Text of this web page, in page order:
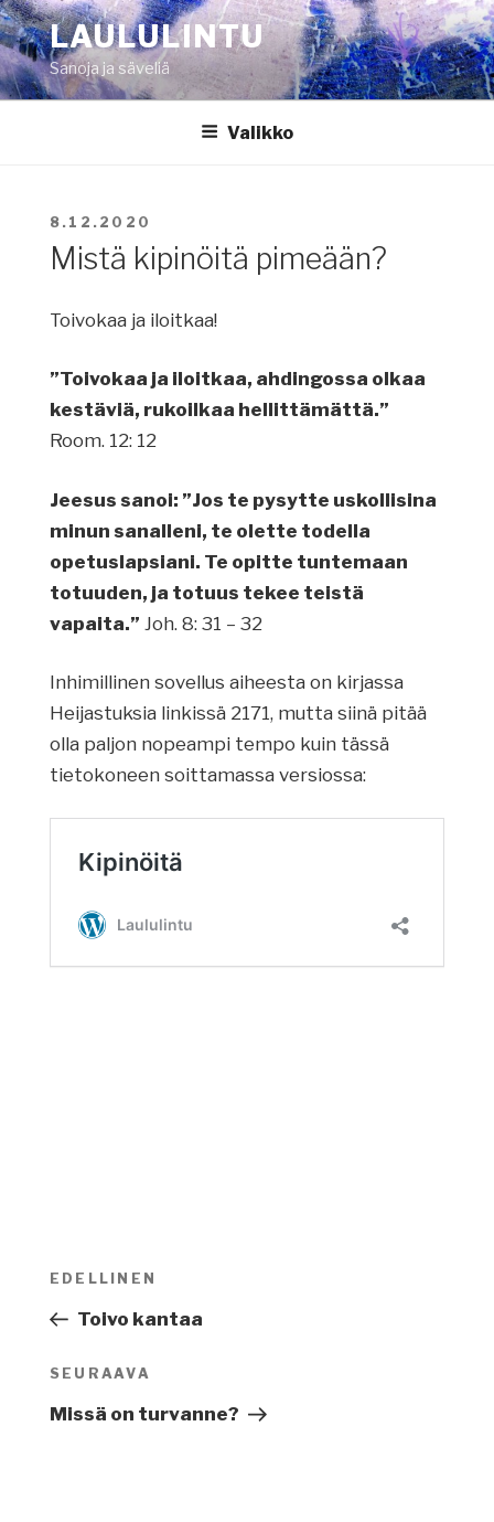
Siirry
sisältöönLAULULINTU
Sanoja ja säveliä
Valikko
JULKAISTU
8.12.2020
Mistä kipinöitä pimeään?
Toivokaa ja iloitkaa!
”Toivokaa ja iloitkaa, ahdingossa olkaa
kestäviä, rukoilkaa hellittämättä.”
Room. 12: 12
Jeesus sanoi: ”Jos te pysytte uskollisina
minun sanalleni, te olette todella
opetuslapsiani. Te opitte tuntemaan
totuuden, ja totuus tekee teistä
vapaita.” Joh. 8: 31 – 32
Inhimillinen sovellus aiheesta on kirjassa
Heijastuksia linkissä 2171, mutta siinä pitää
olla paljon nopeampi tempo kuin tässä
tietokoneen soittamassa versiossa:
Artikkelien
Edellinen
artikkeli
EDELLINEN
Toivo kantaa
Seuraava
artikkeli
SEURAAVA
Missä on turvanne?